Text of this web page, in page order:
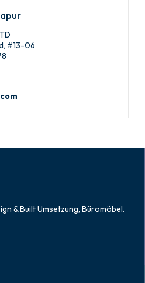
#13-06
& Built Umsetzung, Büromöbel.